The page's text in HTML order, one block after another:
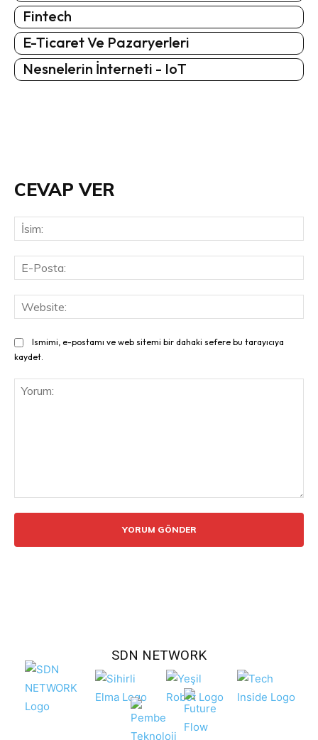
Fintech
E-Ticaret Ve Pazaryerleri
Nesnelerin İnterneti - IoT
CEVAP VER
Ismimi, e-postamı ve web sitemi bir dahaki sefere bu tarayıcıya
kaydet.
SDN NETWORK